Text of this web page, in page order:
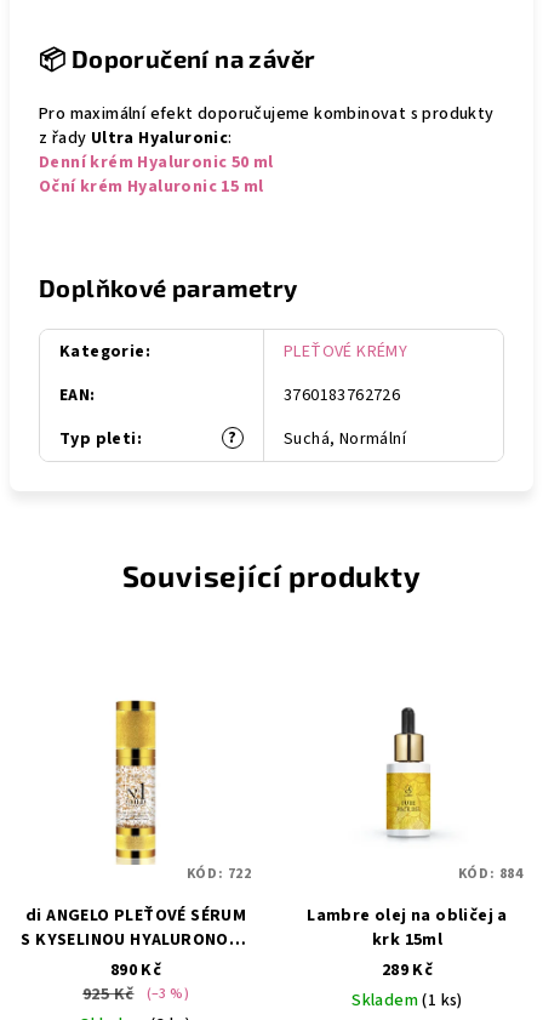
📦 Doporučení na závěr
Pro maximální efekt doporučujeme kombinovat s produkty
z řady Ultra Hyaluronic:
Denní krém Hyaluronic 50 ml
Oční krém Hyaluronic 15 ml
Doplňkové parametry
Kategorie:
PLEŤOVÉ KRÉMY
EAN:
3760183762726
?
Typ pleti: Suchá, Normální
Související produkty
di ANGELO PLEŤOVÉ SÉRUM
S KYSELINOU HYALURONOVU
NO1 S 24KARÁTOVÝM
ZLATEM 30ML
890 Kč
925 Kč
(–3 %)
KÓD: 722
Lambre olej na obličej a
krk 15ml
289 Kč
Skladem(1 ks)
KÓD: 884